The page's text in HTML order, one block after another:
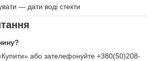
— дати воді стекти
або зателефонуйте +380(50)208-